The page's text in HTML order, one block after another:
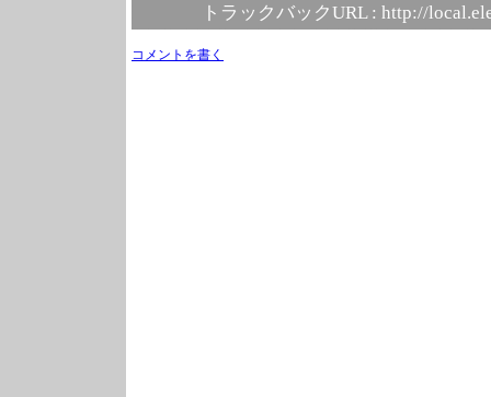
トラックバックURL : http://
コメントを書く